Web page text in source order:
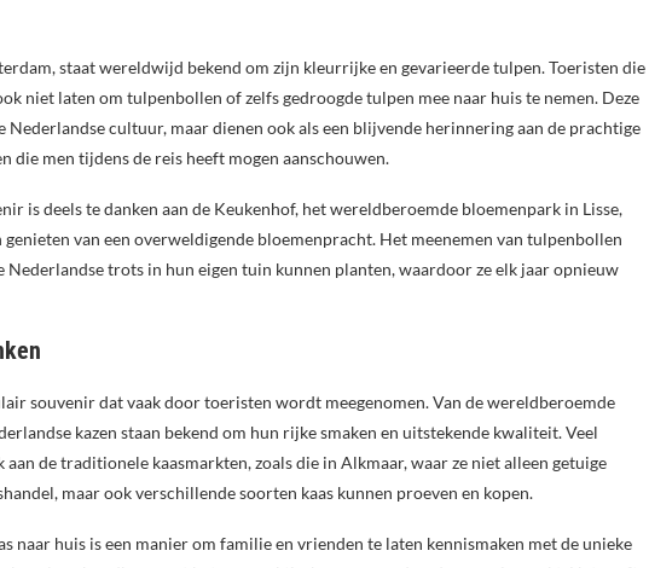
staat wereldwijd bekend om zijn kleurrijke en gevarieerde tulpen. Toeristen die
niet laten om tulpenbollen of zelfs gedroogde tulpen mee naar huis te nemen. Deze
Nederlandse cultuur, maar dienen ook als een blijvende herinnering aan de prachtige
die men tijdens de reis heeft mogen aanschouwen.
is deels te danken aan de Keukenhof, het wereldberoemde bloemenpark in Lisse,
van een overweldigende bloemenpracht. Het meenemen van tulpenbollen
trots in hun eigen tuin kunnen planten, waardoor ze elk jaar opnieuw
souvenir dat vaak door toeristen wordt meegenomen. Van de wereldberoemde
kazen staan bekend om hun rijke smaken en uitstekende kwaliteit. Veel
aan de traditionele kaasmarkten, zoals die in Alkmaar, waar ze niet alleen getuige
maar ook verschillende soorten kaas kunnen proeven en kopen.
naar huis is een manier om familie en vrienden te laten kennismaken met de unieke